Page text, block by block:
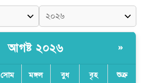
আগষ্ট ২০২৬ »
সোম মঙ্গল বুধ বৃহ শুক্র